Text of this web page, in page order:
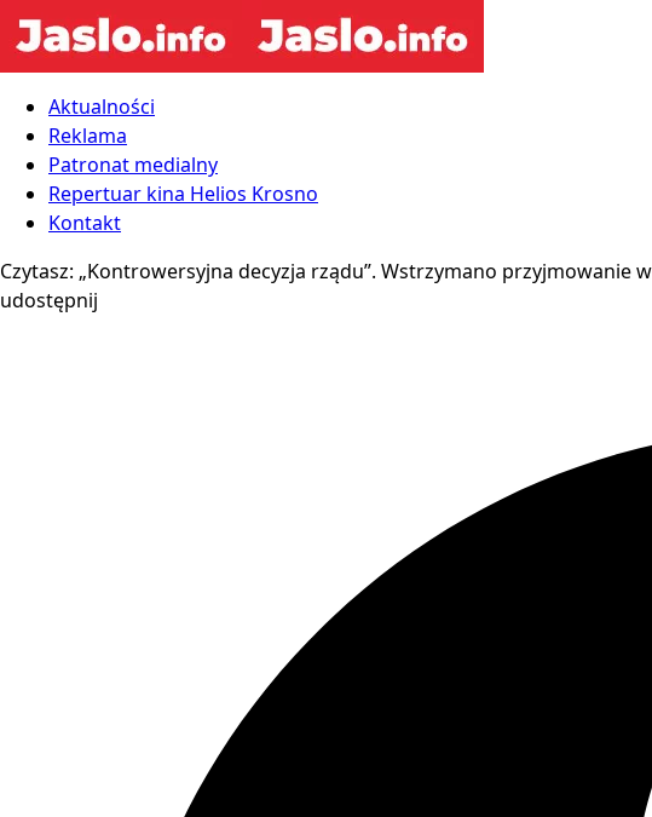
Aktualności
Reklama
Patronat medialny
Repertuar kina Helios Krosno
Kontakt
Czytasz: „Kontrowersyjna decyzja rządu”. Wstrzymano przyjmowanie
udostępnij